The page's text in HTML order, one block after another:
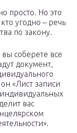
просто. Но это
угодно – речь
по закону.
соберете все
документ,
«Лист записи
вас